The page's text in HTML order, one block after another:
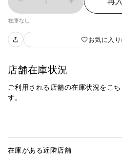
在庫なし
お気に入
店舗在庫状況
ご利用される店舗の在庫状況をこ
す。
在庫がある近隣店舗